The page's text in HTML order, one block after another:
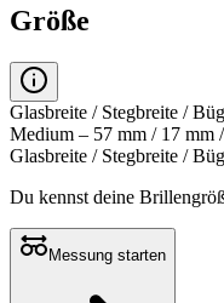
Größe
Glasbreite / Stegbreite /
Medium – 57 mm / 17 mm
Glasbreite / Stegbreite /
Du kennst deine
Messung starten